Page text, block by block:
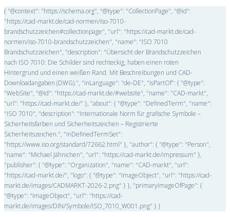
{ "@context": "https://schema.org", "@type": "CollectionPage", "@id":
"https://cad-markt.de/cad-normen/iso-7010-
brandschutzzeichen#collectionpage", "url": "https://cad-markt.de/cad-
normen/iso-7010-brandschutzzeichen", "name": "ISO 7010
Brandschutzzeichen", "description": "Übersicht der Brandschutzzeichen
nach ISO 7010: Die Schilder sind rechteckig, haben einen roten
Hintergrund und einen weißen Rand. Mit Beschreibungen und CAD-
Downloadangaben (DWG).", "inLanguage": "de-DE", "isPartOf": { "@type":
"WebSite", "@id": "https://cad-markt.de/#website", "name": "CAD-markt",
"url": "https://cad-markt.de/" }, "about": { "@type": "DefinedTerm", "name":
"ISO 7010", "description": "Internationale Norm für grafische Symbole –
Sicherheitsfarben und Sicherheitszeichen – Registrierte
Sicherheitszeichen.", "inDefinedTermSet":
"https://www.iso.org/standard/72662.html" }, "author": { "@type": "Person",
"name": "Michael Jähnichen", "url": "https://cad-markt.de/impressum" },
"publisher": { "@type": "Organization", "name": "CAD-markt", "url":
"https://cad-markt.de/", "logo": { "@type": "ImageObject", "url": "https://cad-
markt.de/images/CADMARKT-2026-2.png" } }, "primaryImageOfPage": {
"@type": "ImageObject", "url": "https://cad-
markt.de/images/DIN/Symbole/ISO_7010_W001.png" } }